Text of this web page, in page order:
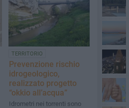
TERRITORIO
Prevenzione rischio
idrogeologico,
realizzato progetto
“okkio all’acqua”
Idrometri nei torrenti sono